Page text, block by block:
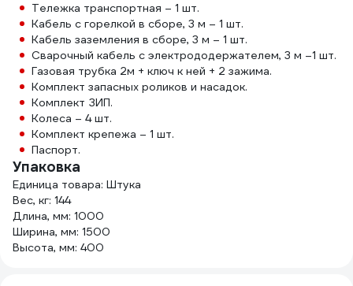
Тележка транспортная – 1 шт.
Кабель с горелкой в сборe, 3 м – 1 шт.
Кабель заземления в сборе, 3 м – 1 шт.
Сварочный кабель с электрододержателем, 3 м –1 шт.
Газовая трубка 2м + ключ к ней + 2 зажима.
Комплект запасных роликов и насадок.
Комплект ЗИП.
Колеса – 4 шт.
Комплект крепежа – 1 шт.
Паспорт.
Упаковка
Единица товара: Штука
Вес, кг: 144
Длина, мм: 1000
Ширина, мм: 1500
Высота, мм: 400